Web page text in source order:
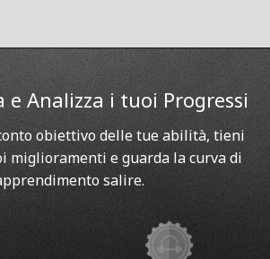
e Analizza i tuoi Progressi
obiettivo delle tue abilità, tieni
miglioramenti e guarda la curva di
salire.